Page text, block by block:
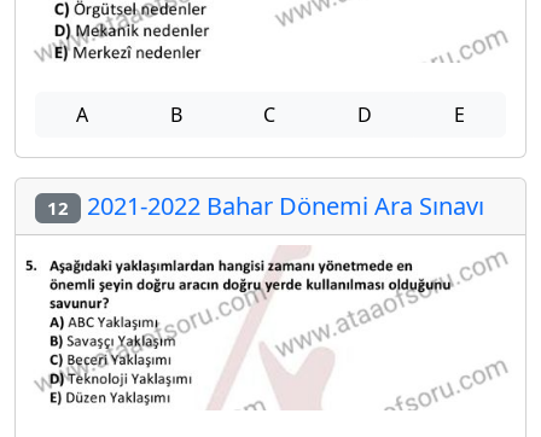
A B C D E
12 2021-2022 Bahar Dönemi Ara Sınavı